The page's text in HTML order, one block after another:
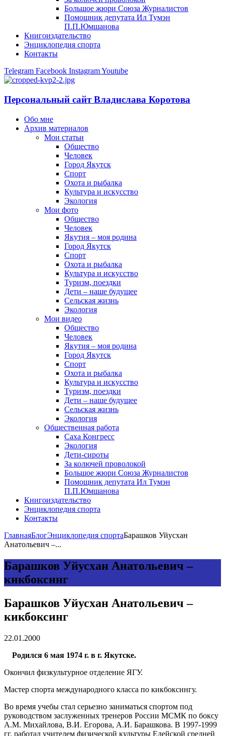
Большое жюри Союза Журналистов
Помощник депутата Ил Тумэн
П.П.Юмшанова
Книгоиздательство
Энциклопедия спорта
Контакты
Telegram Facebook InstagramYoutube
Персональный сайт Владислава Коротова
Обо мне
Архив материалов
Мои статьи
Общество
Человек
Город Якутск
Спорт
Охота и рыбалка
Культура и искусство
Экология
Мои фото
Общество
Человек
Якутия – моя родина
Город Якутск
Спорт
Охота и рыбалка
Культура и искусство
Туризм, поездки
Дети – наше будущее
Сельская жизнь
Экология
Мои видео
Общество
Человек
Якутия – моя родина
Город Якутск
Спорт
Охота и рыбалка
Культура и искусство
Туризм, поездки
Дети – наше будущее
Сельская жизнь
Экология
Общественная работа
Саха Конгресс
Экология
Дети-сироты
За колючей проволокой
Большое жюри Союза Журналистов
Помощник депутата Ил Тумэн
П.П.Юмшанова
Книгоиздательство
Энциклопедия спорта
Контакты
ГлавнаяБлогЭнциклопедия спортаБарашков Уйусхан
Анатольевич –...
Барашков Уйусхан Анатольевич –
кикбоксинг
Барашков Уйусхан Анатольевич –
кикбоксинг
22.01.2000
Родился 6 мая 1974 г. в г. Якутске.
Окончил физкультурное отделение ЯГУ.
Мастер спорта международного класса по кикбоксингу.
Во время учебы стал серьезно заниматься спортом под
руководством заслуженных тренеров России МСМК по боксу
А.М. Михайлова, В.И. Егорова, А.И. Барашкова. В 1997-1999
гг. работал учителем физической культуры Едейской средней